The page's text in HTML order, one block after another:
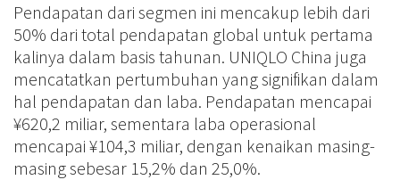
Pendapatan dari segmen ini mencakup lebih dari
50% dari total pendapatan global untuk pertama
kalinya dalam basis tahunan. UNIQLO China juga
mencatatkan pertumbuhan yang signifikan dalam
hal pendapatan dan laba. Pendapatan mencapai
¥620,2 miliar, sementara laba operasional
mencapai ¥104,3 miliar, dengan kenaikan masing-
masing sebesar 15,2% dan 25,0%.